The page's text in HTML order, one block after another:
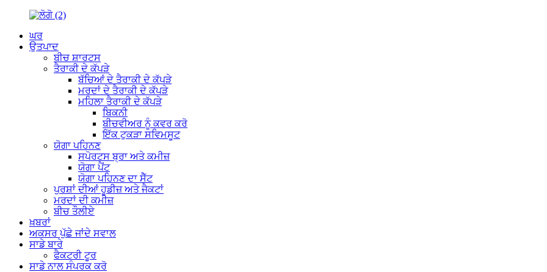
ਘਰ
ਉਤਪਾਦ
ਬੀਚ ਸ਼ਾਰਟਸ
ਤੈਰਾਕੀ ਦੇ ਕੱਪੜੇ
ਬੱਚਿਆਂ ਦੇ ਤੈਰਾਕੀ ਦੇ ਕੱਪੜੇ
ਮਰਦਾਂ ਦੇ ਤੈਰਾਕੀ ਦੇ ਕੱਪੜੇ
ਮਹਿਲਾ ਤੈਰਾਕੀ ਦੇ ਕੱਪੜੇ
ਬਿਕਨੀ
ਬੀਚਵੀਅਰ ਨੂੰ ਕਵਰ ਕਰੋ
ਇੱਕ ਟੁਕੜਾ ਸਵਿਮਸੂਟ
ਯੋਗਾ ਪਹਿਨਣ
ਸਪੋਰਟਸ ਬ੍ਰਾ ਅਤੇ ਕਮੀਜ਼
ਯੋਗਾ ਪੈਂਟ
ਯੋਗਾ ਪਹਿਨਣ ਦਾ ਸੈੱਟ
ਪੁਰਸ਼ਾਂ ਦੀਆਂ ਹੂਡੀਜ਼ ਅਤੇ ਜੈਕਟਾਂ
ਮਰਦਾਂ ਦੀ ਕਮੀਜ਼
ਬੀਚ ਤੌਲੀਏ
ਖ਼ਬਰਾਂ
ਅਕਸਰ ਪੁੱਛੇ ਜਾਂਦੇ ਸਵਾਲ
ਸਾਡੇ ਬਾਰੇ
ਫੈਕਟਰੀ ਟੂਰ
ਸਾਡੇ ਨਾਲ ਸੰਪਰਕ ਕਰੋ